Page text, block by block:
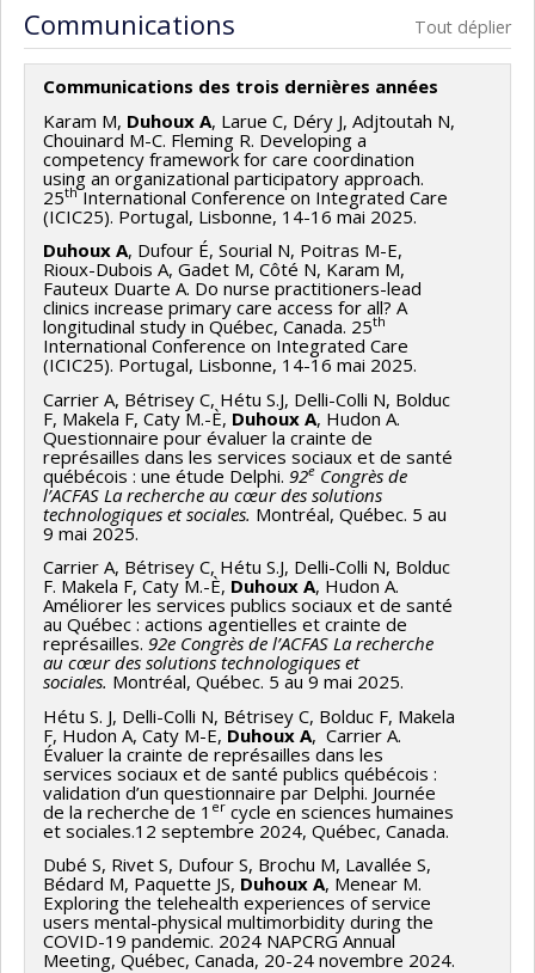
Communications Tout déplier
Communications des trois dernières années
Karam M, Duhoux A, Larue C, Déry J, Adjtoutah N,
Chouinard M-C. Fleming R. Developing a
competency framework for care coordination
using an organizational participatory approach.
25thInternational Conference on Integrated Care
(ICIC25). Portugal, Lisbonne, 14-16 mai 2025.
Duhoux A, Dufour É, Sourial N, Poitras M-E,
Rioux-Dubois A, Gadet M, Côté N, Karam M,
Fauteux Duarte A. Do nurse practitioners-lead
clinics increase primary care access for all? A
longitudinal study in Québec, Canada. 25th
International Conference on Integrated Care
(ICIC25). Portugal, Lisbonne, 14-16 mai 2025.
Carrier A, Bétrisey C, Hétu S.J, Delli-Colli N, Bolduc
F, Makela F, Caty M.-È, Duhoux A, Hudon A.
Questionnaire pour évaluer la crainte de
représailles dans les services sociaux et de santé
québécois : une étude Delphi. 92e Congrès de
l’ACFAS La recherche au cœur des solutions
technologiques et sociales. Montréal, Québec. 5 au
9 mai 2025.
Carrier A, Bétrisey C, Hétu S.J, Delli-Colli N, Bolduc
F. Makela F, Caty M.-È, Duhoux A, Hudon A.
Améliorer les services publics sociaux et de santé
au Québec : actions agentielles et crainte de
représailles. 92e Congrès de l’ACFAS La recherche
au cœur des solutions technologiques et
sociales. Montréal, Québec. 5 au 9 mai 2025.
Hétu S. J, Delli-Colli N, Bétrisey C, Bolduc F, Makela
F, Hudon A, Caty M-E, Duhoux A, Carrier A.
Évaluer la crainte de représailles dans les
services sociaux et de santé publics québécois :
validation d’un questionnaire par Delphi. Journée
de la recherche de 1 er cycle en sciences humaines
et sociales.12 septembre 2024, Québec, Canada.
Dubé S, Rivet S, Dufour S, Brochu M, Lavallée S,
Bédard M, Paquette JS, Duhoux A, Menear M.
Exploring the telehealth experiences of service
users mental-physical multimorbidity during the
COVID-19 pandemic. 2024 NAPCRG Annual
Meeting, Québec, Canada, 20-24 novembre 2024.